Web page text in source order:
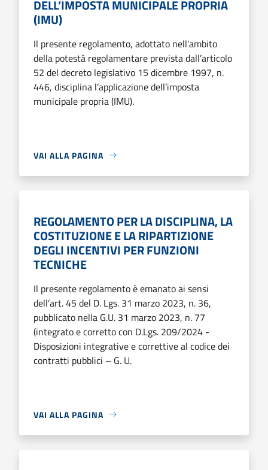
DELL’IMPOSTA MUNICIPALE PROPRIA
(IMU)
Il presente regolamento, adottato nell'ambito
della potestà regolamentare prevista dall’articolo
52 del decreto legislativo 15 dicembre 1997, n.
446, disciplina l’applicazione dell’imposta
municipale propria (IMU).
VAI ALLA PAGINA
REGOLAMENTO PER LA DISCIPLINA, LA
COSTITUZIONE E LA RIPARTIZIONE
DEGLI INCENTIVI PER FUNZIONI
TECNICHE
Il presente regolamento è emanato ai sensi
dell’art. 45 del D. Lgs. 31 marzo 2023, n. 36,
pubblicato nella G.U. 31 marzo 2023, n. 77
(integrato e corretto con D.Lgs. 209/2024 -
Disposizioni integrative e correttive al codice dei
contratti pubblici – G. U.
VAI ALLA PAGINA